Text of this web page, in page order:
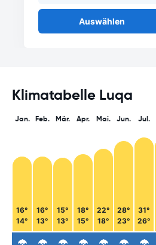
Auswählen
Klimatabelle Luqa
Jan.
16°
14°
Feb.
16°
13°
Mär.
15°
13°
Apr.
18°
15°
Mai.
22°
18°
Jun.
28°
23°
Jul.
31°
26°